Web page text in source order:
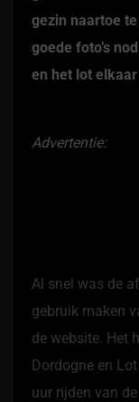
gezin naartoe
goede foto’s
en het lot
Advertentie:
Al snel was de
gebruik maken
de website. Het
Dordogne en
uur rijden van